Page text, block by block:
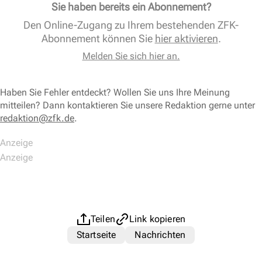
Sie haben bereits ein Abonnement?
Den Online-Zugang zu Ihrem bestehenden ZFK-
Abonnement können Sie hier aktivieren.
Melden Sie sich hier an.
Haben Sie Fehler entdeckt? Wollen Sie uns Ihre Meinung
mitteilen? Dann kontaktieren Sie unsere Redaktion gerne unter
redaktion@zfk.de.
Teilen
Link kopieren
Startseite
Nachrichten